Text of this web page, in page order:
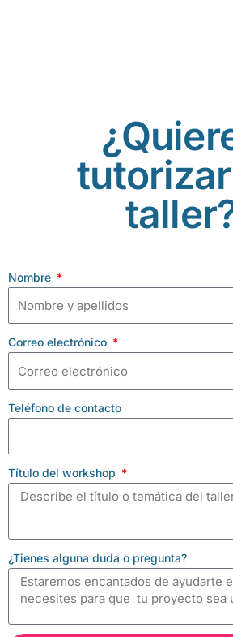
Nombre
Correo electrónico
Teléfono de contacto
Título del workshop
¿Tienes alguna duda o pregunta?